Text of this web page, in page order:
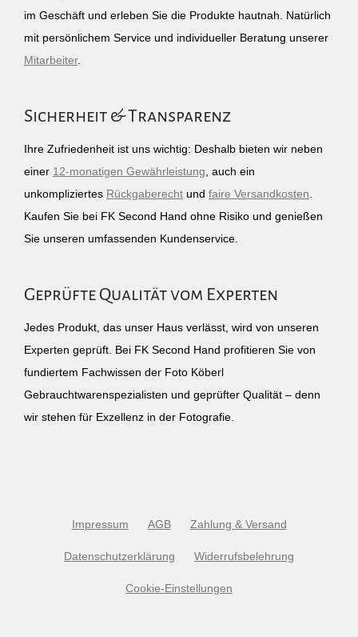
im Geschäft und erleben Sie die Produkte hautnah. Natürlich
mit persönlichem Service und individueller Beratung unserer
Mitarbeiter.
Sicherheit & Transparenz
Ihre Zufriedenheit ist uns wichtig: Deshalb bieten wir neben
einer 12-monatigen Gewährleistung , auch ein
unkompliziertes Rückgaberecht und faire Versandkosten
Kaufen Sie bei FK Second Hand ohne Risiko und genießen
Sie unseren umfassenden Kundenservice.
Geprüfte Qualität vom Experten
Jedes Produkt, das unser Haus verlässt, wird von unseren
Experten geprüft. Bei FK Second Hand profitieren Sie von
fundiertem Fachwissen der Foto Köberl
Gebrauchtwarenspezialisten und geprüfter Qualität – denn
wir stehen für Exzellenz in der Fotografie.
Impressum AGB Zahlung & Versand
Datenschutzerklärung Widerrufsbelehrung
Cookie-Einstellungen